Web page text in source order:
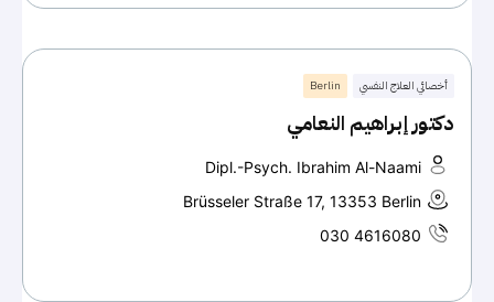
أخصائي العلاج النفسي Berlin
دكتور إبراهيم النعامي
Dipl.-Psych. Ibrahim Al-Naami
Brüsseler Straße 17, 13353 Berlin
030 4616080